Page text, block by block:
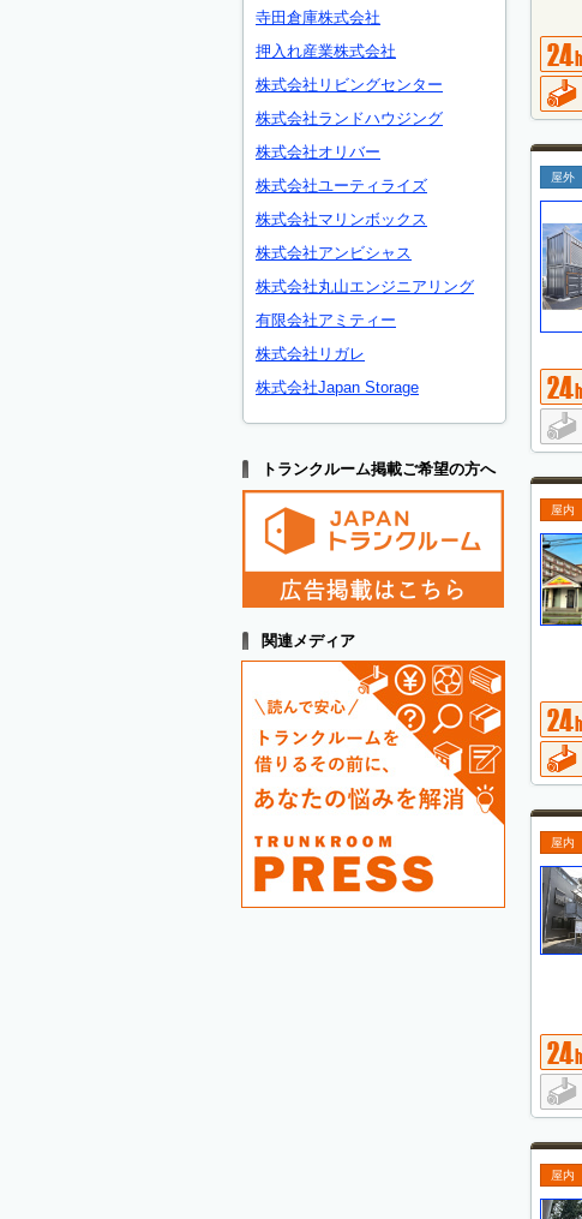
屋外
屋内
屋内
屋内
寺田倉庫株式会社
押入れ産業株式会社
株式会社リビングセンター
株式会社ランドハウジング
株式会社オリバー
株式会社ユーティライズ
株式会社マリンボックス
株式会社アンビシャス
株式会社丸山エンジニアリング
有限会社アミティー
株式会社リガレ
株式会社Japan Storage
トランクルーム掲載ご希望の方へ
関連メディア